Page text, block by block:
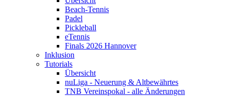
Beach-Tennis
Padel
Pickleball
eTennis
Finals 2026 Hannover
Inklusion
Tutorials
Übersicht
nuLiga - Neuerung & Altbewährtes
TNB Vereinspokal - alle Änderungen